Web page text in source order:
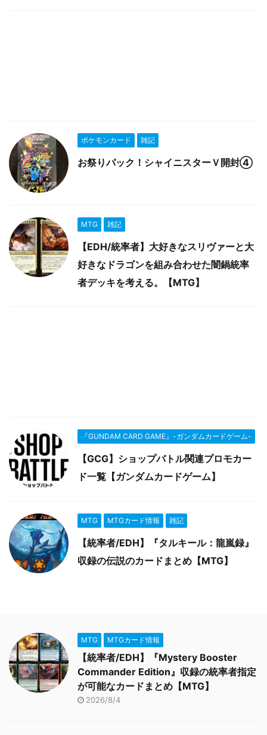
ポケモンカード 雑記
お祭りパック！シャイニスターＶ開封④
MTG 雑記
【EDH/統率者】大好きなスリヴァーと大
好きなドラゴンを組み合わせた闇鍋統率
者デッキを考える。【MTG】
『GUNDAM CARD GAME』-ガンダムカードゲーム-
【GCG】ショップバトル関連プロモカー
ド一覧【ガンダムカードゲーム】
MTG MTGカード情報 雑記
【統率者/EDH】『タルキール：龍嵐録』
収録の伝説のカードまとめ【MTG】
MTG MTGカード情報
【統率者/EDH】『Mystery Booster
Commander Edition』収録の統率者指定
が可能なカードまとめ【MTG】
2026/8/4